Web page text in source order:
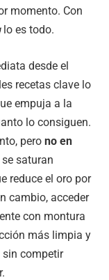
momento. Con
lo es todo.
desde el
recetas clave lo
empuja a la
lo consiguen.
pero no en
saturan
reduce el oro por
cambio, acceder
con montura
más limpia y
sin competir